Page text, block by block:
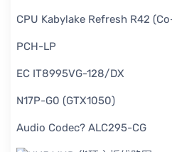
CPU Kabylake Refresh R42
PCH-LP
EC IT8995VG-128/DX
N17P-G0 (GTX1050)
Audio Codec? ALC295-CG